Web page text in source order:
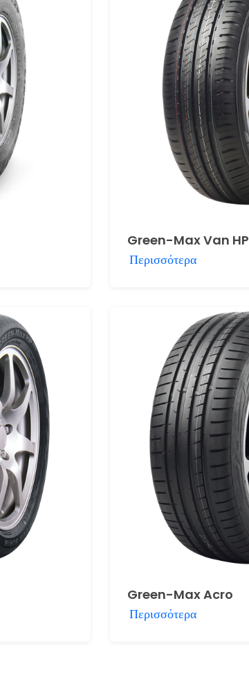
Green-Max Van HP
Περισσότερα
Green-Max Acro
Περισσότερα